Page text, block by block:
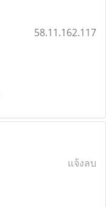
58.11.162.117
แจ้งลบ